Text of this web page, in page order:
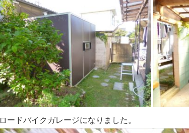
ロードバイクガレージになりました。